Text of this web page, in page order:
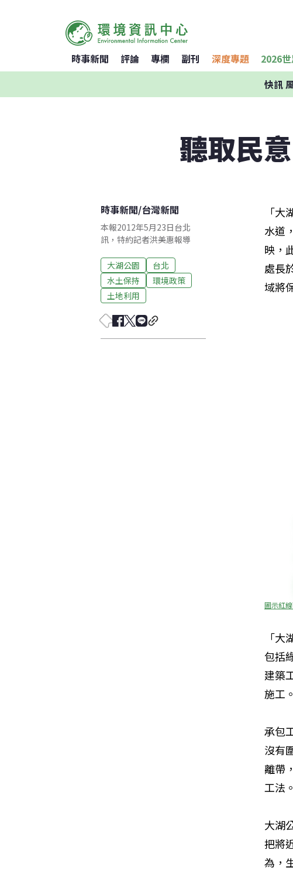
時事新聞 評論 專欄 副刊 深度專題 2026
快訊
聽取民
時事新聞/台灣新聞
本報2012年5月23日台北
訊，特約記者洪美惠報導
大湖公園
台北
水土保持
環境政策
土地利用
「
水道
映，
處長
域將
圖示紅
「
包括
建築
施工。
承包
沒有
離帶
工法。
大湖
把將
為，